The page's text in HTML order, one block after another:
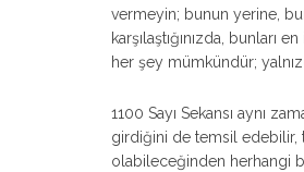
vermeyin; bunun yerine,
karşılaştığınızda, bunları
her şey mümkündür;
1100 Sayı Sekansı aynı
girdiğini de temsil edebilir,
olabileceğinden herhangi